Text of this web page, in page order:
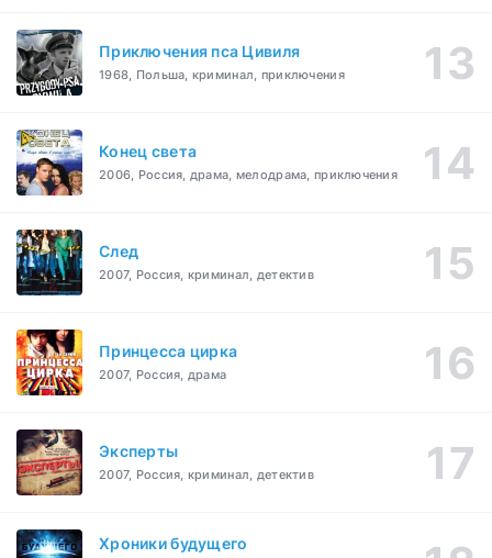
Приключения пса Цивиля
1968, Польша, криминал, приключения
Конец света
2006, Россия, драма, мелодрама, приключения
След
2007, Россия, криминал, детектив
Принцесса цирка
2007, Россия, драма
Эксперты
2007, Россия, криминал, детектив
Хроники будущего